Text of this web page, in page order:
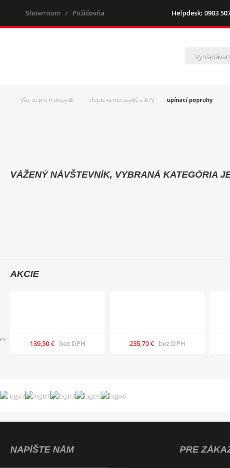
Showroom / Požičovňa Helpdesk: 0903
Všetko pre motocykle přeprava motocyklů a ATV upínací popruhy
VÁŽENÝ NÁVŠTEVNÍK, VYBRANÁ KATEGÓRIA
AKCIE
139,50 € bez DPH 235,70 € bez DPH
NAPÍŠTE NÁM PRE